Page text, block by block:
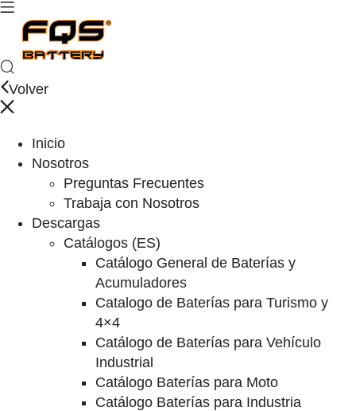
Volver
Inicio
Nosotros
Preguntas Frecuentes
Trabaja con Nosotros
Descargas
Catálogos (ES)
Catálogo General de Baterías y
Acumuladores
Catalogo de Baterías para Turismo y
4×4
Catálogo de Baterías para Vehículo
Industrial
Catálogo Baterías para Moto
Catálogo Baterías para Industria